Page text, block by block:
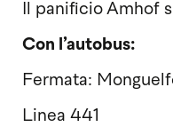
Il panificio Amhof
Con l’autobus:
Fermata:
Linea 441